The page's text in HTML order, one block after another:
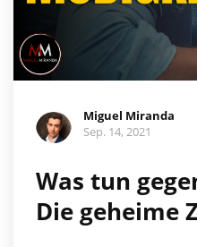
Miguel Miranda
Sep. 14, 2021
Was tun
Die geheime